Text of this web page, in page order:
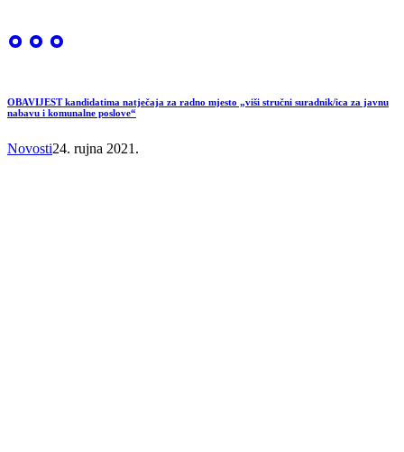
OBAVIJEST kandidatima natječaja za radno mjesto „viši stručni suradnik/ica za javnu
nabavu i komunalne poslove“
Novosti24. rujna 2021.